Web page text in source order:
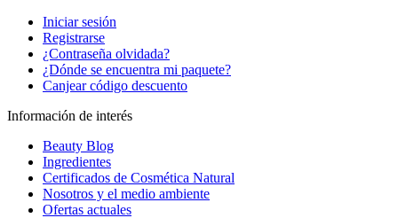
Iniciar sesión
Registrarse
¿Contraseña olvidada?
¿Dónde se encuentra mi paquete?
Canjear código descuento
Información de interés
Beauty Blog
Ingredientes
Certificados de Cosmética Natural
Nosotros y el medio ambiente
Ofertas actuales